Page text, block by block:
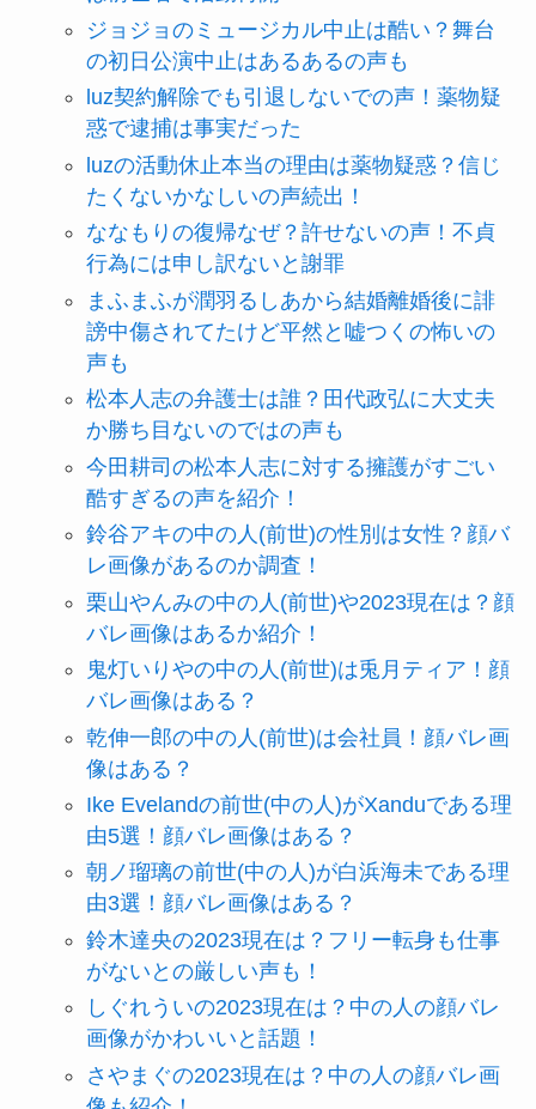
ジョジョのミュージカル中止は酷い？舞台
の初日公演中止はあるあるの声も
luz契約解除でも引退しないでの声！薬物疑
惑で逮捕は事実だった
luzの活動休止本当の理由は薬物疑惑？信じ
たくないかなしいの声続出！
ななもりの復帰なぜ？許せないの声！不貞
行為には申し訳ないと謝罪
まふまふが潤羽るしあから結婚離婚後に誹
謗中傷されてたけど平然と嘘つくの怖いの
声も
松本人志の弁護士は誰？田代政弘に大丈夫
か勝ち目ないのではの声も
今田耕司の松本人志に対する擁護がすごい
酷すぎるの声を紹介！
鈴谷アキの中の人(前世)の性別は女性？顔バ
レ画像があるのか調査！
栗山やんみの中の人(前世)や2023現在は？顔
バレ画像はあるか紹介！
鬼灯いりやの中の人(前世)は兎月ティア！顔
バレ画像はある？
乾伸一郎の中の人(前世)は会社員！顔バレ画
像はある？
Ike Evelandの前世(中の人)がXanduである理
由5選！顔バレ画像はある？
朝ノ瑠璃の前世(中の人)が白浜海未である理
由3選！顔バレ画像はある？
鈴木達央の2023現在は？フリー転身も仕事
がないとの厳しい声も！
しぐれういの2023現在は？中の人の顔バレ
画像がかわいいと話題！
さやまぐの2023現在は？中の人の顔バレ画